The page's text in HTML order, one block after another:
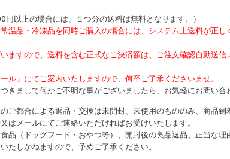
以上の場合には、１つ分の送料は無料となります。）
常温品・冷凍品を同時ご購入の場合には、システム上送料が正し
ますので、送料を含む正式なご決済額は、ご注文確認自動送信
ル」にてご案内いたしますので、何卒ご了承くださいませ。
きまして何かご不明な事がございましたら、お気軽にお問い合
ご都合による返品・交換は未開封、未使用のもののみ、商品到
はメールにてご連絡いただければお受けいたします。
品（ドッグフード・おやつ等）、開封後の良品返品、正当な理
たしかねますので、予めご了承ください。